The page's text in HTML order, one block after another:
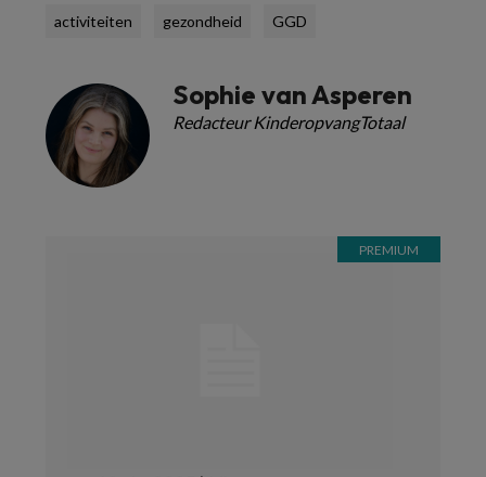
activiteiten gezondheid GGD
Sophie van Asperen
Redacteur KinderopvangTotaal